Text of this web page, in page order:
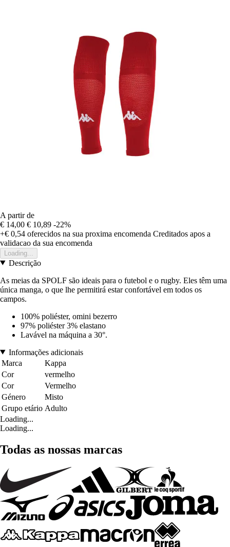
A partir de
€ 14,00 € 10,89 -22%
+€ 0,54 oferecidos na sua proxima encomenda Creditados apos a
validacao da sua encomenda
Loading...
Descrição
As meias da SPOLF são ideais para o futebol e o rugby. Eles têm uma
única manga, o que lhe permitirá estar confortável em todos os
campos.
100% poliéster, omini bezerro
97% poliéster 3% elastano
Lavável na máquina a 30°.
Informações adicionais
Marca
Kappa
Cor
vermelho
Cor
Vermelho
Género
Misto
Grupo etário Adulto
Loading...
Loading...
Todas as nossas marcas